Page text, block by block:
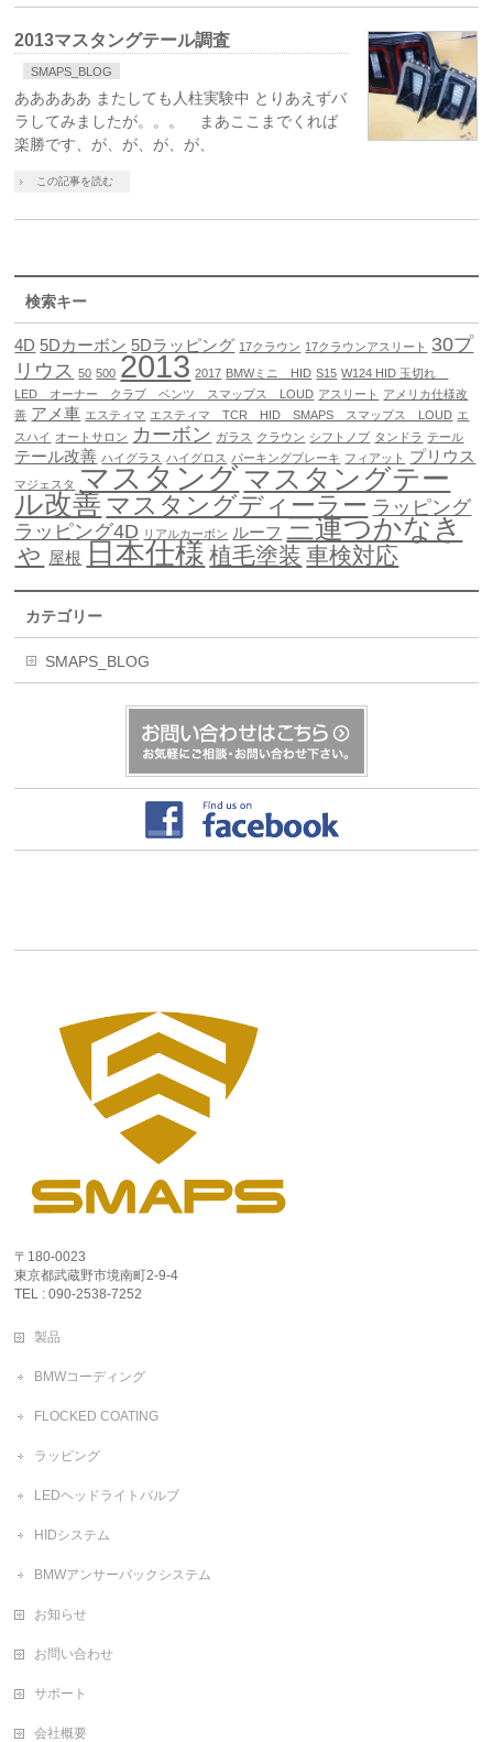
2013マスタングテール調査
SMAPS_BLOG
あああああ またしても人柱実験中 とりあえずバ
ラしてみましたが。。。 まあここまでくれば
楽勝です、が、が、が、が、
この記事を読む
検索キー
4D 5Dカーボン 5Dラッピング 17クラウン 17クラウンアスリート
30プ
リウス
50 500 2013 2017 BMWミニ HID S15 W124 HID 玉切れ
LED オーナー クラブ ベンツ スマップス LOUD アスリート
アメリカ仕様改
善 アメ車 エスティマ エスティマ TCR HID SMAPS スマップス LOUD エ
スハイ オートサロン カーボン ガラス クラウン シフトノブ タンドラ テール
テール改善 ハイグラス ハイグロス パーキングブレーキ フィアット プリウス
マジェスタ マスタング マスタングテー
ル改善 マスタングディーラー ラッピング
ラッピング4D リアルカーボン ルーフ 三連つかなき
ゃ 屋根 日本仕様 植毛塗装 車検対応
カテゴリー
SMAPS_BLOG
〒180-0023
東京都武蔵野市境南町2-9-4
TEL : 090-2538-7252
製品
BMWコーディング
FLOCKED COATING
ラッピング
LEDヘッドライトバルブ
HIDシステム
BMWアンサーバックシステム
お知らせ
お問い合わせ
サポート
会社概要